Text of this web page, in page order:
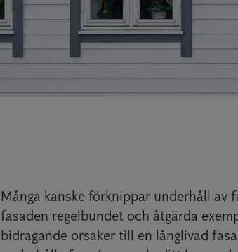
Många kanske förknippar underhåll
fasaden regelbundet och åtgärda
bidragande orsaker till en långlivad